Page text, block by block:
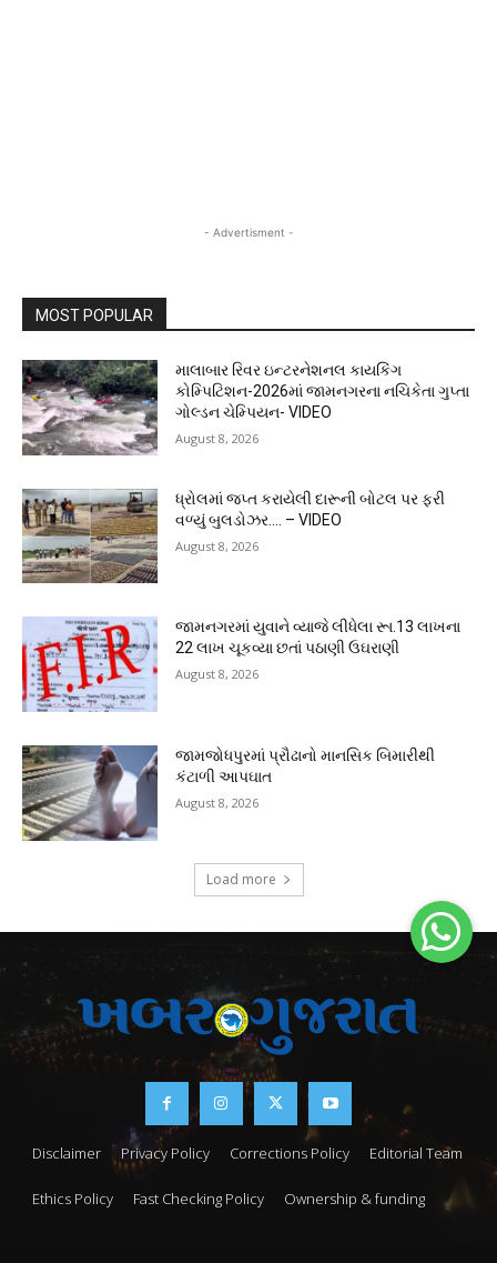
- Advertisment -
MOST POPULAR
માલાબાર રિવર ઇન્ટરનેશનલ કાયકિંગ
કોમ્પિટિશન-2026માં જામનગરના નચિકેતા ગુપ્તા
ગોલ્ડન ચેમ્પિયન- VIDEO
August 8, 2026
ધ્રોલમાં જપ્ત કરાયેલી દારૂની બોટલ પર ફરી
વળ્યું બુલડોઝર…. – VIDEO
August 8, 2026
જામનગરમાં યુવાને વ્યાજે લીધેલા રૂા.13 લાખના
22 લાખ ચૂકવ્યા છતાં પઠાણી ઉઘરાણી
August 8, 2026
જામજોધપુરમાં પ્રૌઢાનો માનસિક બિમારીથી
કંટાળી આપઘાત
August 8, 2026
Load more
Disclaimer Privacy Policy Corrections Policy Editorial Team
Ethics Policy Fast Checking Policy Ownership & funding